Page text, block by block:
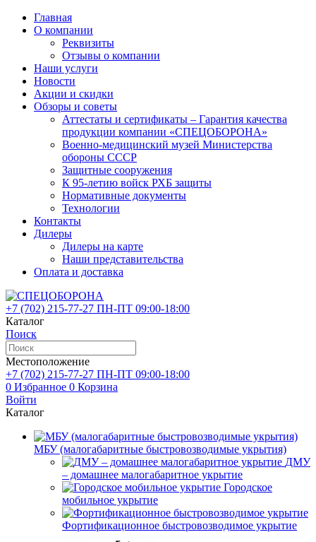
Главная
О компании
Реквизиты
Отзывы о компании
Наши услуги
Новости
Акции и скидки
Обзоры и советы
Аттестаты и сертификаты – Гарантия качества
продукции компании «СПЕЦОБОРОНА»
Военно-медицинский музей Министерства
обороны СССР
Защитные сооружения
К 95-летию войск РХБ защиты
Нормативные документы
Технологии
Контакты
Дилеры
Дилеры на карте
Наши представительства
Оплата и доставка
+7 (702) 215-77-27 ПН-ПТ 09:00-18:00
Каталог
Поиск
Местоположение
+7 (702) 215-77-27 ПН-ПТ 09:00-18:00
0 Избранное 0 Корзина
Войти
Каталог
МБУ (малогабаритные быстровозводимые укрытия)
ДМУ
– домашнее малогабаритное укрытие
Городское
мобильное укрытие
Фортификационное быстровозводимое укрытие